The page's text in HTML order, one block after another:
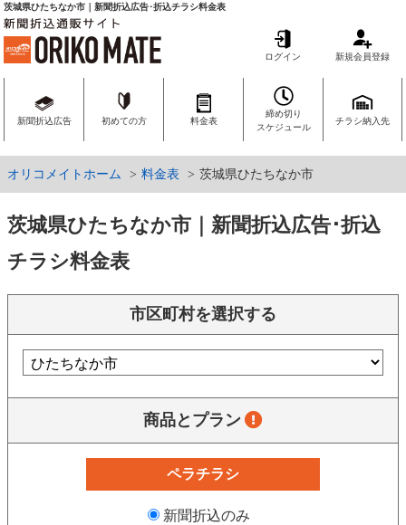
茨城県ひたちなか市｜新聞折込広告･折込チラシ料金表
ログイン 新規会員登録
新聞折込広告 初めての方 料金表
締め切り
スケジュール
チラシ納入先
オリコメイトホーム 料金表 茨城県ひたちなか市
茨城県ひたちなか市｜新聞折込広告･折込
チラシ料金表
市区町村を選択する
商品とプラン
ペラチラシ
新聞折込のみ